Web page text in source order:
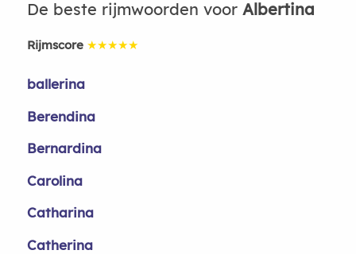
De beste rijmwoorden voor Albertina
Rijmscore ★★★★★
ballerina
Berendina
Bernardina
Carolina
Catharina
Catherina